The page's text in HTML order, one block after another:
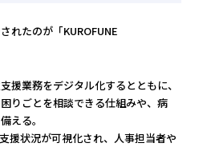
れたのが「KUROFUNE
援業務をデジタル化するとともに、
りごとを相談できる仕組みや、病
える。
援状況が可視化され、人事担当者や